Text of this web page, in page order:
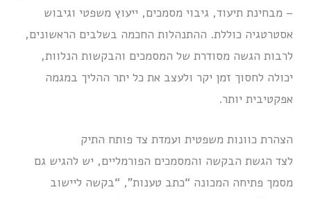
– מבחינת תיעוד, גיבוי מסמכים, ייעוץ משפטי וגיבוש
אסטרטגיה כוללת. ההתנהלות החכמה בשלבים הראשונים,
לרבות הגשה מסודרת של המסמכים והבקשות הנלוות,
יכולה לחסוך זמן יקר ולעצב את כל יתר ההליך במגמה
אפקטיבית יותר.
הצהרת כוונות משפטית ועמדת צד פותח התיק
לצד הגשת הבקשה והמסמכים הפורמליים, יש להגיש גם
מסמך פתיחה המכונה “כתב טענות”, “בקשה ליישוב